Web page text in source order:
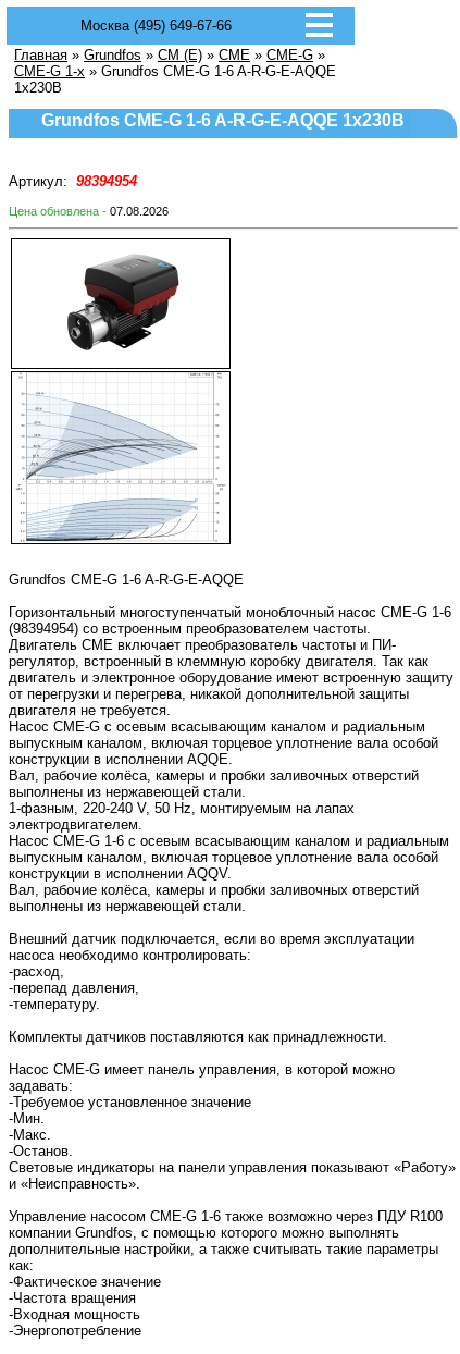
Москва (495) 649-67-66
Главная » Grundfos » CM (E) » CME » CME-G »
CME-G 1-x » Grundfos CME-G 1-6 A-R-G-E-AQQE
1х230В
Grundfos CME-G 1-6 A-R-G-E-AQQE 1х230В
Артикул: 98394954
Цена обновлена - 07.08.2026
Grundfos CME-G 1-6 A-R-G-E-AQQE
Горизонтальный многоступенчатый моноблочный насос CME-G 1-6
(98394954) со встроенным преобразователем частоты.
Двигатель CME включает преобразователь частоты и ПИ-
регулятор, встроенный в клеммную коробку двигателя. Так как
двигатель и электронное оборудование имеют встроенную защиту
от перегрузки и перегрева, никакой дополнительной защиты
двигателя не требуется.
Насос CME-G с осевым всасывающим каналом и радиальным
выпускным каналом, включая торцевое уплотнение вала особой
конструкции в исполнении AQQE.
Вал, рабочие колёса, камеры и пробки заливочных отверстий
выполнены из нержавеющей стали.
1-фазным, 220-240 V, 50 Hz, монтируемым на лапах
электродвигателем.
Насос CME-G 1-6 с осевым всасывающим каналом и радиальным
выпускным каналом, включая торцевое уплотнение вала особой
конструкции в исполнении AQQV.
Вал, рабочие колёса, камеры и пробки заливочных отверстий
выполнены из нержавеющей стали.
Внешний датчик подключается, если во время эксплуатации
насоса необходимо контролировать:
-расход,
-перепад давления,
-температуру.
Комплекты датчиков поставляются как принадлежности.
Насос CME-G имеет панель управления, в которой можно
задавать:
-Требуемое установленное значение
-Мин.
-Макс.
-Останов.
Световые индикаторы на панели управления показывают «Работу»
и «Неисправность».
Управление насосом CME-G 1-6 также возможно через ПДУ R100
компании Grundfos, с помощью которого можно выполнять
дополнительные настройки, а также считывать такие параметры
как:
-Фактическое значение
-Частота вращения
-Входная мощность
-Энергопотребление